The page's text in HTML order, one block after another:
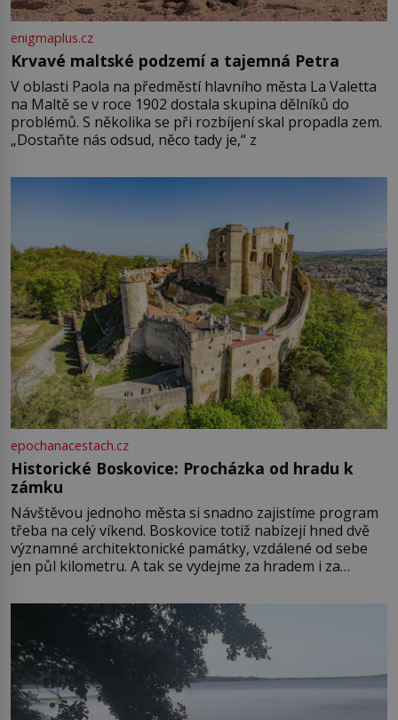
enigmaplus.cz
Krvavé maltské podzemí a tajemná Petra
V oblasti Paola na předměstí hlavního města La Valetta
na Maltě se v roce 1902 dostala skupina dělníků do
problémů. S několika se při rozbíjení skal propadla zem.
„Dostaňte nás odsud, něco tady je,“ z
epochanacestach.cz
Historické Boskovice: Procházka od hradu k
zámku
Návštěvou jednoho města si snadno zajistíme program
třeba na celý víkend. Boskovice totiž nabízejí hned dvě
významné architektonické památky, vzdálené od sebe
jen půl kilometru. A tak se vydejme za hradem i za
Boskovice na okraji Drahanské vrchoviny vznikla někdy
ve13. století, a už v roce 1313 kronikáři zaznamenali